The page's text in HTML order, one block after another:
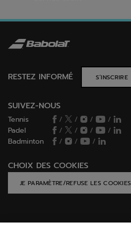
RESTEZ INFORMÉ S’INSCRIRE
SUIVEZ-NOUS
Tennis / / /
/
Padel
/ / /
/
Badminton
/ / /
CHOIX DES COOKIES
JE PARAMÈTRE/REFUSE LES COOKIES